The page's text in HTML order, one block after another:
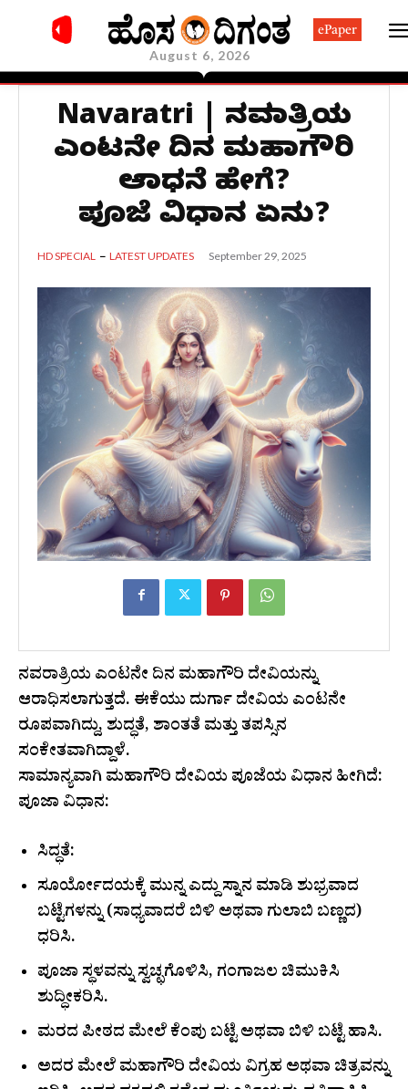
August 6, 2026
ePaper
Navaratri | ನವರಾತ್ರಿಯ
ಎಂಟನೇ ದಿನ ಮಹಾಗೌರಿ
ಆರಾಧನೆ ಹೇಗೆ?
ಪೂಜೆ ವಿಧಾನ ಏನು?
HD SPECIAL LATEST UPDATES September 29, 2025
ನವರಾತ್ರಿಯ ಎಂಟನೇ ದಿನ ಮಹಾಗೌರಿ ದೇವಿಯನ್ನು
ಆರಾಧಿಸಲಾಗುತ್ತದೆ. ಈಕೆಯು ದುರ್ಗಾ ದೇವಿಯ ಎಂಟನೇ
ರೂಪವಾಗಿದ್ದು, ಶುದ್ಧತೆ, ಶಾಂತತೆ ಮತ್ತು ತಪಸ್ಸಿನ
ಸಂಕೇತವಾಗಿದ್ದಾಳೆ.
ಸಾಮಾನ್ಯವಾಗಿ ಮಹಾಗೌರಿ ದೇವಿಯ ಪೂಜೆಯ ವಿಧಾನ ಹೀಗಿದೆ:
ಪೂಜಾ ವಿಧಾನ:
ಸಿದ್ಧತೆ:
ಸೂರ್ಯೋದಯಕ್ಕೆ ಮುನ್ನ ಎದ್ದು ಸ್ನಾನ ಮಾಡಿ ಶುಭ್ರವಾದ
ಬಟ್ಟೆಗಳನ್ನು (ಸಾಧ್ಯವಾದರೆ ಬಿಳಿ ಅಥವಾ ಗುಲಾಬಿ ಬಣ್ಣದ)
ಧರಿಸಿ.
ಪೂಜಾ ಸ್ಥಳವನ್ನು ಸ್ವಚ್ಛಗೊಳಿಸಿ, ಗಂಗಾಜಲ ಚಿಮುಕಿಸಿ
ಶುದ್ಧೀಕರಿಸಿ.
ಮರದ ಪೀಠದ ಮೇಲೆ ಕೆಂಪು ಬಟ್ಟೆ ಅಥವಾ ಬಿಳಿ ಬಟ್ಟೆ ಹಾಸಿ.
ಅದರ ಮೇಲೆ ಮಹಾಗೌರಿ ದೇವಿಯ ವಿಗ್ರಹ ಅಥವಾ ಚಿತ್ರವನ್ನು